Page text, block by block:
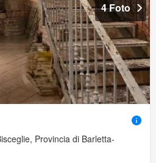
4 Foto
Provincia di Barletta-